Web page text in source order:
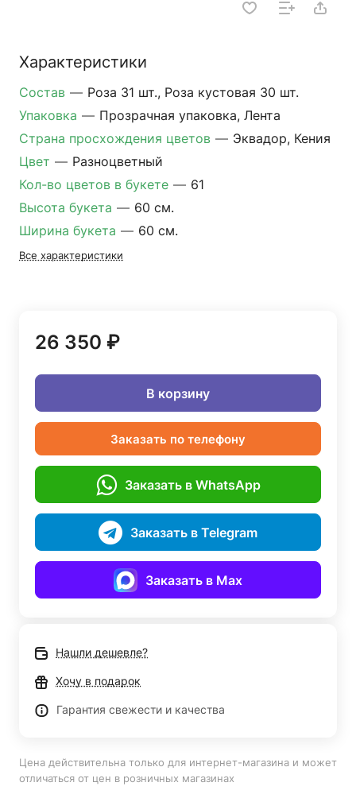
Характеристики
Состав — Роза 31 шт., Роза кустовая 30 шт.
Упаковка — Прозрачная упаковка, Лента
Страна просхождения цветов — Эквадор, Кения
Цвет — Разноцветный
Кол-во цветов в букете — 61
Высота букета — 60 см.
Ширина букета — 60 см.
Все характеристики
26 350 ₽
В корзину
Заказать по телефону
Заказать в WhatsApp
Заказать в Telegram
Заказать в Max
Нашли дешевле?
Хочу в подарок
Гарантия свежести и качества
Цена действительна только для интернет-магазина и может
отличаться от цен в розничных магазинах